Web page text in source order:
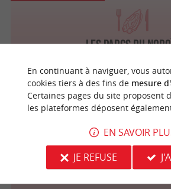
Les Parcs du
Cabane 24
Lège-Cap-Ferret
En continuant à naviguer, vous
cookies tiers à des fins de mesure
Certaines pages du site proposent
les plateformes déposent
EN SAVOIR
JE REFUSE